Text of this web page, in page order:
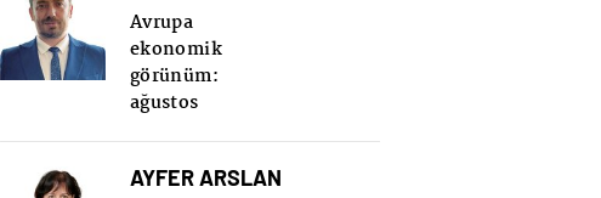
Avrupa
ekonomik
görünüm:
ağustos
AYFER ARSLAN